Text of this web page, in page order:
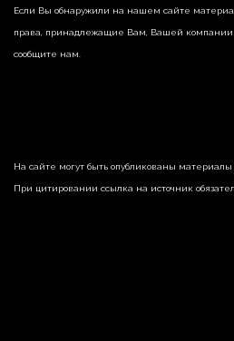
Если Вы обнаружили на нашем сайте
права, принадлежащие Вам, Вашей компании
сообщите нам.
На сайте могут быть опубликованы материалы
При цитировании ссылка на источник